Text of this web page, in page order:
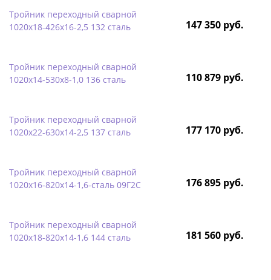
Тройник переходный сварной
1020х18-426х16-2,5 132 сталь
147 350 руб.
Тройник переходный сварной
1020х14-530х8-1,0 136 сталь
110 879 руб.
Тройник переходный сварной
1020х22-630х14-2,5 137 сталь
177 170 руб.
Тройник переходный сварной
1020х16-820х14-1,6-сталь 09Г2С
176 895 руб.
Тройник переходный сварной
1020х18-820х14-1,6 144 сталь
181 560 руб.